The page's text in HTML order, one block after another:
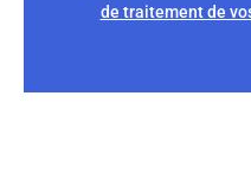
de traitement de